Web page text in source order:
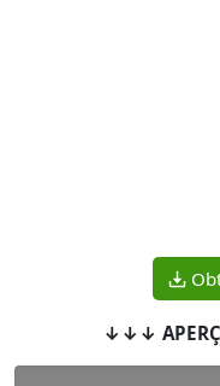
↓↓↓